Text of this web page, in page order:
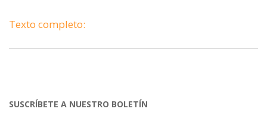
Texto completo:
SUSCRÍBETE A NUESTRO BOLETÍN